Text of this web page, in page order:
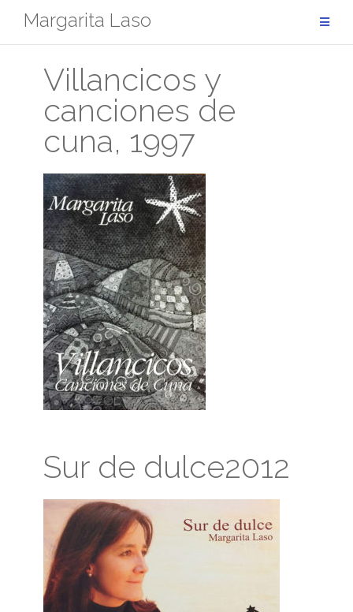
contenido
Margarita Laso
Villancicos y
canciones de
cuna, 1997
Sur de dulce2012